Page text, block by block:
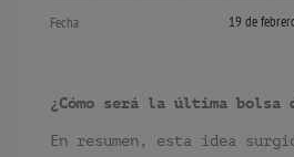
Fecha 19 de
¿Cómo será la última bolsa
En resumen, esta idea